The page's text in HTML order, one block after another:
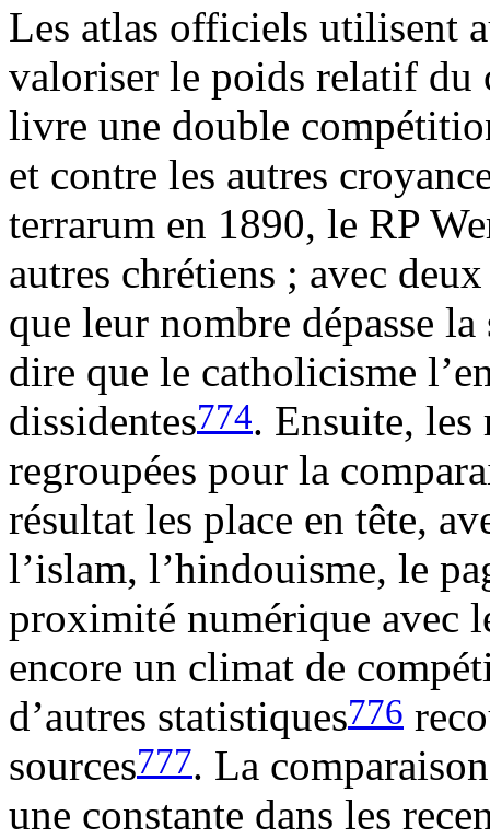
Les atlas officiels utilisent
valoriser le poids relatif du
livre une double
et contre les autres
terrarum en 1890, le RP
autres chrétiens ; avec
que leur nombre dépasse
dire que le catholicisme
dissidentes774. Ensuite, les
regroupées pour la
résultat les place en tête,
l’islam, l’hindouisme, le
proximité numérique avec
encore un climat de
d’autres statistiques776
sources777. La
une constante dans les